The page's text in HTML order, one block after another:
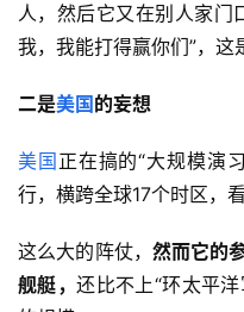
人，然后它又在别人家门
我，我能打得赢你们”，这
二是美国 的妄想
美国 正在搞的“大规模演
行，横跨全球17个时区，
这么大的阵仗， 然而它的
舰艇，还比不上“环太平